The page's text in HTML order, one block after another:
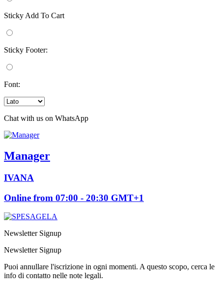
Sticky Add To Cart
Sticky Footer:
Font:
Chat with us on WhatsApp
Manager
IVANA
Online from 07:00 - 20:30 GMT+1
Newsletter Signup
Newsletter Signup
Puoi annullare l'iscrizione in ogni momenti. A questo scopo, cerca le
info di contatto nelle note legali.